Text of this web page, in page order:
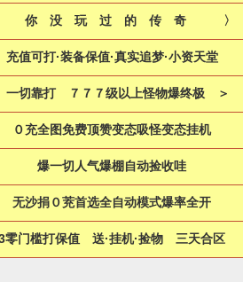
没 玩 过 的 传 奇 〉
充值可打·装备保值·真实追梦·小资天堂
切靠打 ７７７级以上怪物爆终极 ＞
０充全图免费顶赞变态吸怪变态挂机
爆一切人气爆棚自动捡收哇
无沙捐０茺首选全自动模式爆率全开
零门槛打保值 送·挂机·捡物 三天合区